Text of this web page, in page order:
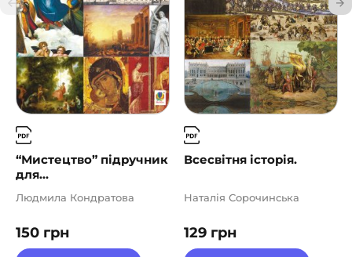
“Мистецтво” підручник
для...
150 грн
Людмила Кондратова
Всесвітня історія.
129 грн
Наталія Сорочинська